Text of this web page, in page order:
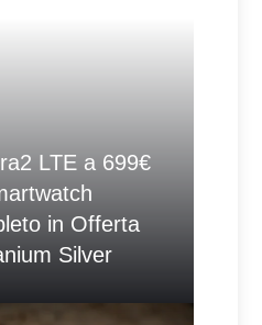
LTE a 699€
in Offerta
Silver